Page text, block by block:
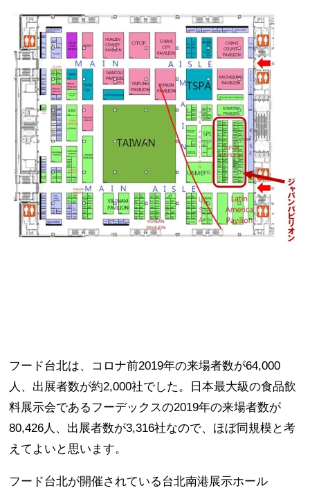
フード台北は、コロナ前2019年の来場者数が64,000
人、出展者数が約2,000社でした。日本最大級の食品飲
料展示会であるフーデックスの2019年の来場者数が
80,426人、出展者数が3,316社なので、ほぼ同規模と考
えてよいと思います。
フード台北が開催されている台北南港展示ホール